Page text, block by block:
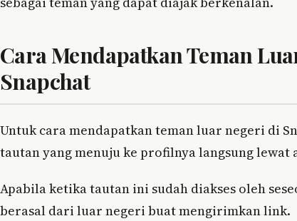
Cara Mendapatkan Teman
Snapchat
Untuk cara mendapatkan teman luar negeri di
tautan yang menuju ke profilnya langsung lewat
Apabila ketika tautan ini sudah diakses oleh
berasal dari luar negeri buat mengirimkan link.